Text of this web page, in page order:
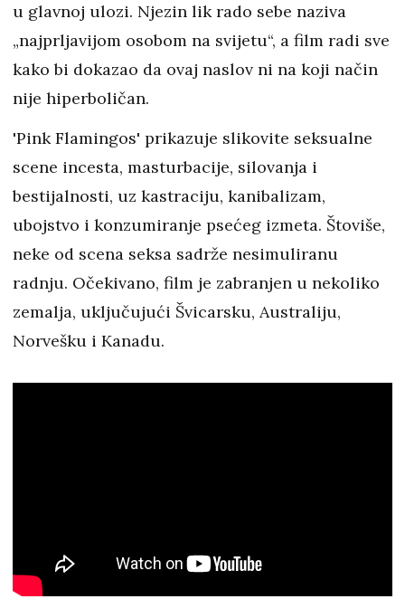
u glavnoj ulozi. Njezin lik rado sebe naziva
„najprljavijom osobom na svijetu“, a film radi sve
kako bi dokazao da ovaj naslov ni na koji način
nije hiperboličan.
'Pink Flamingos' prikazuje slikovite seksualne
scene incesta, masturbacije, silovanja i
bestijalnosti, uz kastraciju, kanibalizam,
ubojstvo i konzumiranje psećeg izmeta. Štoviše,
neke od scena seksa sadrže nesimuliranu
radnju. Očekivano, film je zabranjen u nekoliko
zemalja, uključujući Švicarsku, Australiju,
Norvešku i Kanadu.